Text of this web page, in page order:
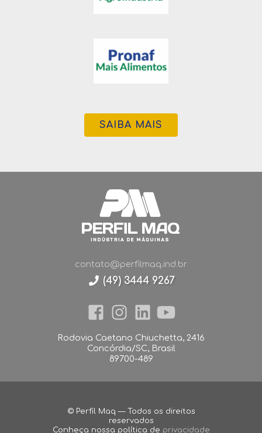
SAIBA MAIS
contato@perfilmaq.ind.br
(49) 3444 9267
Rodovia Caetano Chiuchetta, 2416
Concórdia/SC, Brasil
89700-489
© Perfil Maq — Todos os direitos
reservados
Conheça nossa política de privacidade